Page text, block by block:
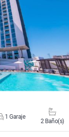
1 Garaje
2 Baño(s)